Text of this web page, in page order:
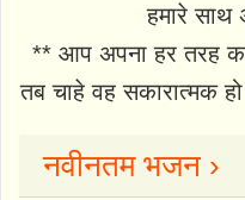
हमारे
** आप अपना हर तरह
तब चाहे वह सकारात्मक
नवीनतम भजन ›